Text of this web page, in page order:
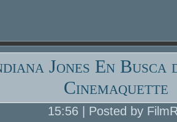
Jones En
Cinemaquette
15:56 | Posted by